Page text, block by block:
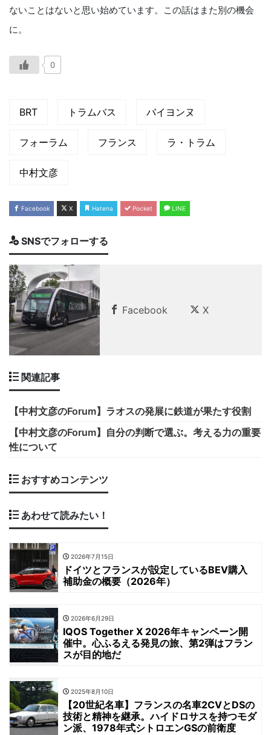
ないことはないと思い始めています。この話はまた別の機会
に。
0
BRT トラムバス バイヨンヌ
フォーラム フランス ラ・トラム
中村文彦
Facebook X Hatena Pocket LINE
SNSでフォローする
Facebook X
関連記事
【中村文彦のForum】ラオスの発展に鉄道が果たす役割
【中村文彦のForum】自分の判断で選ぶ。考える力の重要
性について
おすすめコンテンツ
あわせて読みたい！
2026年7月15日
ドイツとフランスが設定しているBEV購入
補助金の概要（2026年）
2026年6月29日
IQOS Together X 2026年キャンペーン開
催中。心ふるえる発見の旅、第2弾はフラン
スが目的地だ
2025年8月10日
【20世紀名車】フランスの名車2CVとDSの
技術と精神を継承。ハイドロサスを持つモダ
ン派、1978年式シトロエンGSの前衛度